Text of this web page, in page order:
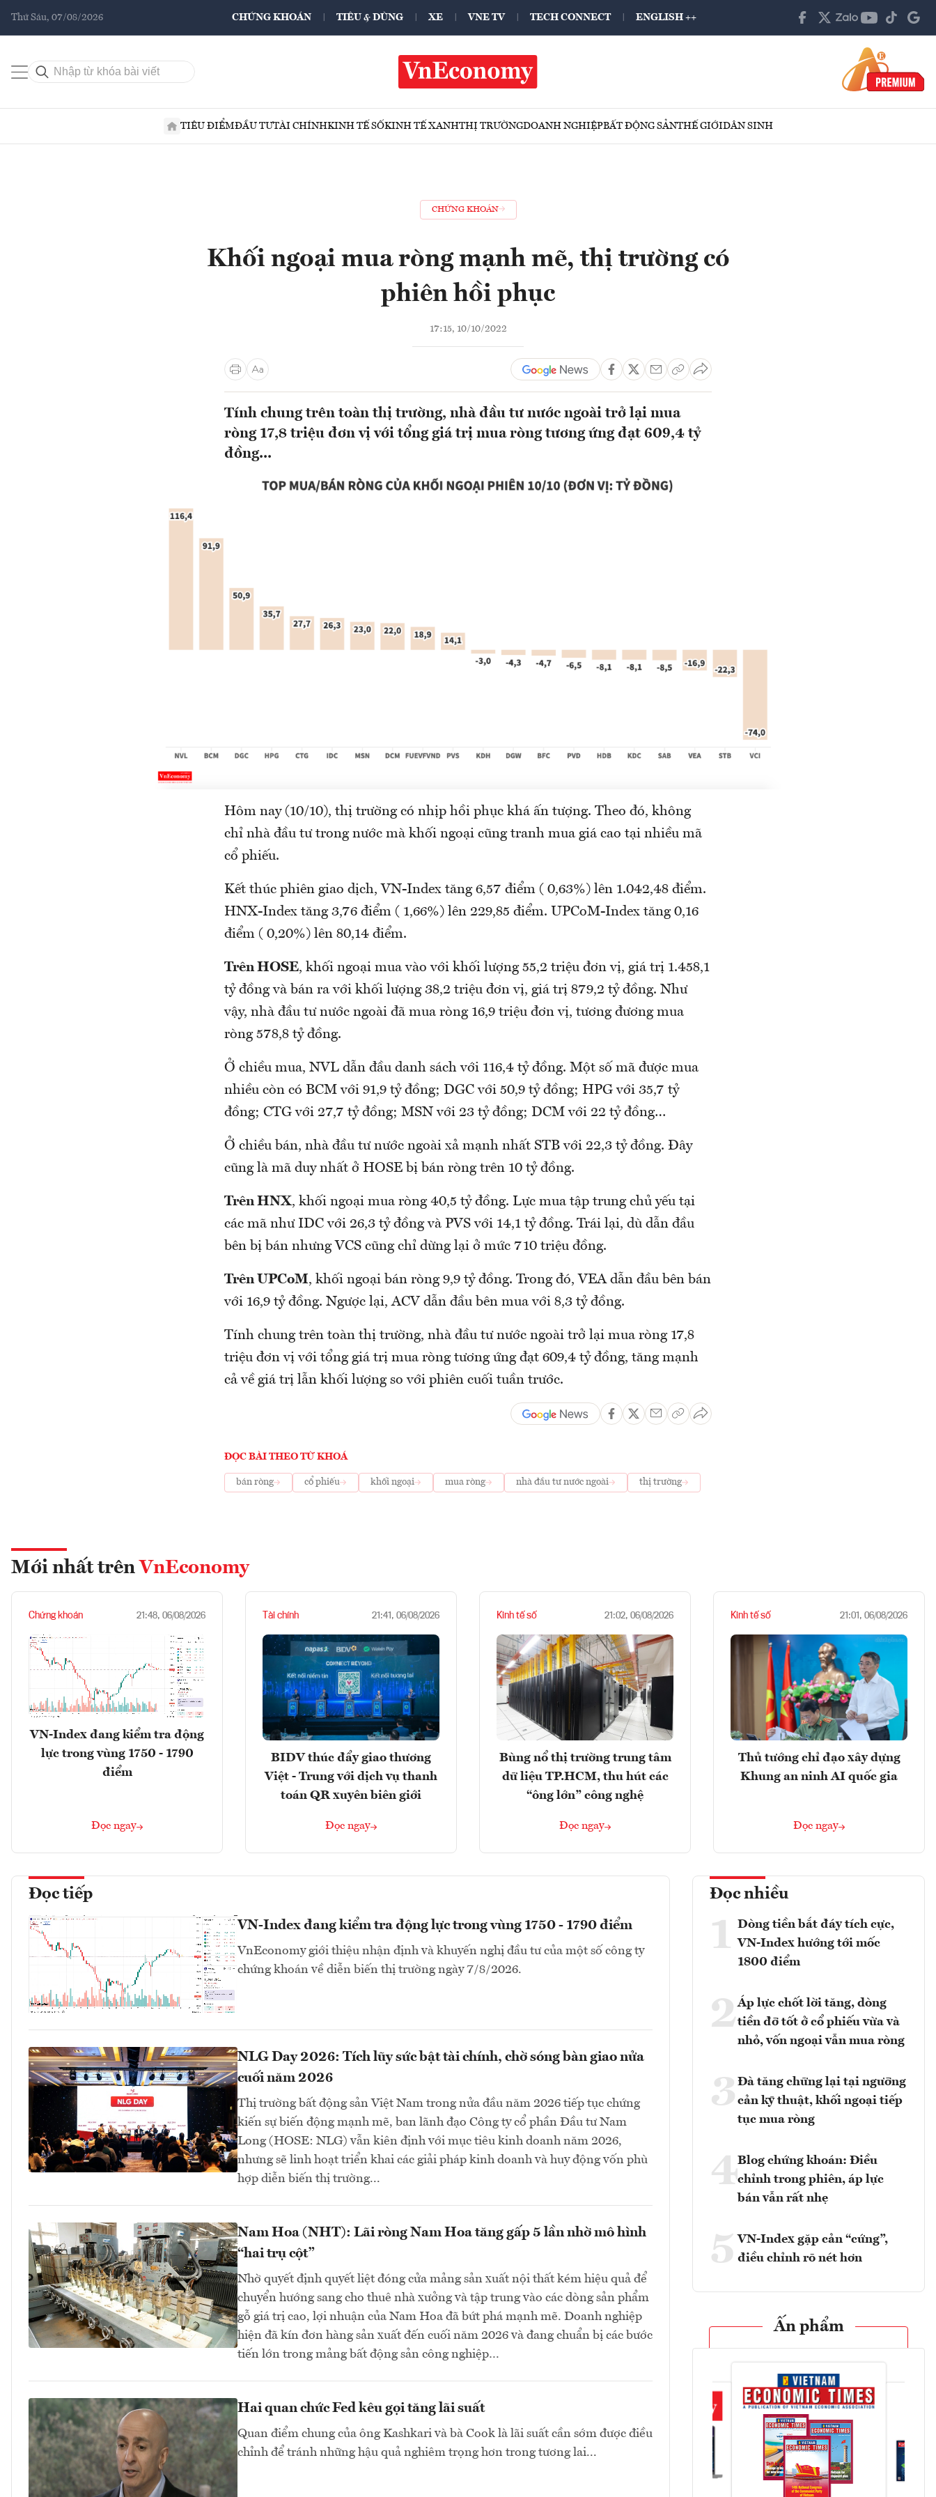
Thứ Sáu, 07/08/2026 CHỨNG KHOÁN TIÊU & DÙNG XE VNE TV TECH CONNECT ENGLISH ++
TIÊU ĐIỂMĐẦU TƯTÀI CHÍNHKINH TẾ SỐKINH TẾ XANHTHỊ TRƯỜNGDOANH NGHIỆPBẤT ĐỘNG SẢNTHẾ GIỚIDÂN SINH
CHỨNG KHOÁN
Khối ngoại mua ròng mạnh mẽ, thị trường có
phiên hồi phục
17:15, 10/10/2022
Tính chung trên toàn thị trường, nhà đầu tư nước ngoài trở lại mua
ròng 17,8 triệu đơn vị với tổng giá trị mua ròng tương ứng đạt 609,4 tỷ
đồng...
Hôm nay (10/10), thị trường có nhịp hồi phục khá ấn tượng. Theo đó, không
chỉ nhà đầu tư trong nước mà khối ngoại cũng tranh mua giá cao tại nhiều mã
cổ phiếu.
Kết thúc phiên giao dịch, VN-Index tăng 6,57 điểm ( 0,63%) lên 1.042,48 điểm.
HNX-Index tăng 3,76 điểm ( 1,66%) lên 229,85 điểm. UPCoM-Index tăng 0,16
điểm ( 0,20%) lên 80,14 điểm.
Trên HOSE, khối ngoại mua vào với khối lượng 55,2 triệu đơn vị, giá trị 1.458,1
tỷ đồng và bán ra với khối lượng 38,2 triệu đơn vị, giá trị 879,2 tỷ đồng. Như
vậy, nhà đầu tư nước ngoài đã mua ròng 16,9 triệu đơn vị, tương đương mua
ròng 578,8 tỷ đồng.
Ở chiều mua, NVL dẫn đầu danh sách với 116,4 tỷ đồng. Một số mã được mua
nhiều còn có BCM với 91,9 tỷ đồng; DGC với 50,9 tỷ đồng; HPG với 35,7 tỷ
đồng; CTG với 27,7 tỷ đồng; MSN với 23 tỷ đồng; DCM với 22 tỷ đồng…
Ở chiều bán, nhà đầu tư nước ngoài xả mạnh nhất STB với 22,3 tỷ đồng. Đây
cũng là mã duy nhất ở HOSE bị bán ròng trên 10 tỷ đồng.
Trên HNX, khối ngoại mua ròng 40,5 tỷ đồng. Lực mua tập trung chủ yếu tại
các mã như IDC với 26,3 tỷ đồng và PVS với 14,1 tỷ đồng. Trái lại, dù dẫn đầu
bên bị bán nhưng VCS cũng chỉ dừng lại ở mức 710 triệu đồng.
Trên UPCoM, khối ngoại bán ròng 9,9 tỷ đồng. Trong đó, VEA dẫn đầu bên bán
với 16,9 tỷ đồng. Ngược lại, ACV dẫn đầu bên mua với 8,3 tỷ đồng.
Tính chung trên toàn thị trường, nhà đầu tư nước ngoài trở lại mua ròng 17,8
triệu đơn vị với tổng giá trị mua ròng tương ứng đạt 609,4 tỷ đồng, tăng mạnh
cả về giá trị lẫn khối lượng so với phiên cuối tuần trước.
ĐỌC BÀI THEO TỪ KHOÁ
bán ròng cổ phiếu khối ngoại mua ròng nhà đầu tư nước ngoài thị trường
Mới nhất trên VnEconomy
Chứng khoán 21:48, 06/08/2026
VN-Index đang kiểm tra động
lực trong vùng 1750 - 1790
điểm
Đọc ngay
Tài chính 21:41, 06/08/2026
BIDV thúc đẩy giao thương
Việt - Trung với dịch vụ thanh
toán QR xuyên biên giới
Đọc ngay
Kinh tế số 21:02, 06/08/2026
Bùng nổ thị trường trung tâm
dữ liệu TP.HCM, thu hút các
“ông lớn” công nghệ
Đọc ngay
Kinh tế số 21:01, 06/08/2026
Thủ tướng chỉ đạo xây dựng
Khung an ninh AI quốc gia
Đọc ngay
Đọc tiếp
VN-Index đang kiểm tra động lực trong vùng 1750 - 1790 điểm
VnEconomy giới thiệu nhận định và khuyến nghị đầu tư của một số công ty
chứng khoán về diễn biến thị trường ngày 7/8/2026.
NLG Day 2026: Tích lũy sức bật tài chính, chờ sóng bàn giao nửa
cuối năm 2026
Thị trường bất động sản Việt Nam trong nửa đầu năm 2026 tiếp tục chứng
kiến sự biến động mạnh mẽ, ban lãnh đạo Công ty cổ phần Đầu tư Nam
Long (HOSE: NLG) vẫn kiên định với mục tiêu kinh doanh năm 2026,
nhưng sẽ linh hoạt triển khai các giải pháp kinh doanh và huy động vốn phù
hợp diễn biến thị trường...
Nam Hoa (NHT): Lãi ròng Nam Hoa tăng gấp 5 lần nhờ mô hình
“hai trụ cột”
Nhờ quyết định quyết liệt đóng cửa mảng sản xuất nội thất kém hiệu quả để
chuyển hướng sang cho thuê nhà xưởng và tập trung vào các dòng sản phẩm
gỗ giá trị cao, lợi nhuận của Nam Hoa đã bứt phá mạnh mẽ. Doanh nghiệp
hiện đã kín đơn hàng sản xuất đến cuối năm 2026 và đang chuẩn bị các bước
tiến lớn trong mảng bất động sản công nghiệp…
Hai quan chức Fed kêu gọi tăng lãi suất
Quan điểm chung của ông Kashkari và bà Cook là lãi suất cần sớm được điều
chỉnh để tránh những hậu quả nghiêm trọng hơn trong tương lai...
Đọc nhiều
1 Dòng tiền bắt đáy tích cực,
VN-Index hướng tới mốc
1800 điểm
2Áp lực chốt lời tăng, dòng
tiền đỡ tốt ở cổ phiếu vừa và
nhỏ, vốn ngoại vẫn mua ròng
3 Đà tăng chững lại tại ngưỡng
cản kỹ thuật, khối ngoại tiếp
tục mua ròng
4Blog chứng khoán: Điều
chỉnh trong phiên, áp lực
bán vẫn rất nhẹ
5 VN-Index gặp cản “cứng”,
điều chỉnh rõ nét hơn
Ấn phẩm